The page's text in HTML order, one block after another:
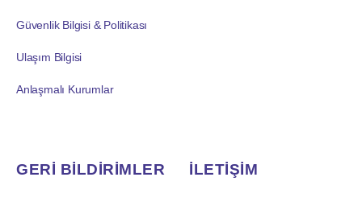
Güvenlik Bilgisi & Politikası
Ulaşım Bilgisi
Anlaşmalı Kurumlar
GERİ BİLDİRİMLER İLETİŞİM